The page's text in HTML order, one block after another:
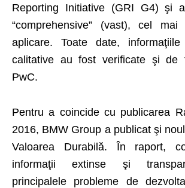
Reporting Initiative (GRI G4) şi
“comprehensive” (vast), cel
aplicare. Toate date,
calitative au fost verificate şi de
PwC.
Pentru a coincide cu publicarea
2016, BMW Group a publicat şi
Valoarea Durabilă. În raport,
informaţii extinse şi
principalele probleme de